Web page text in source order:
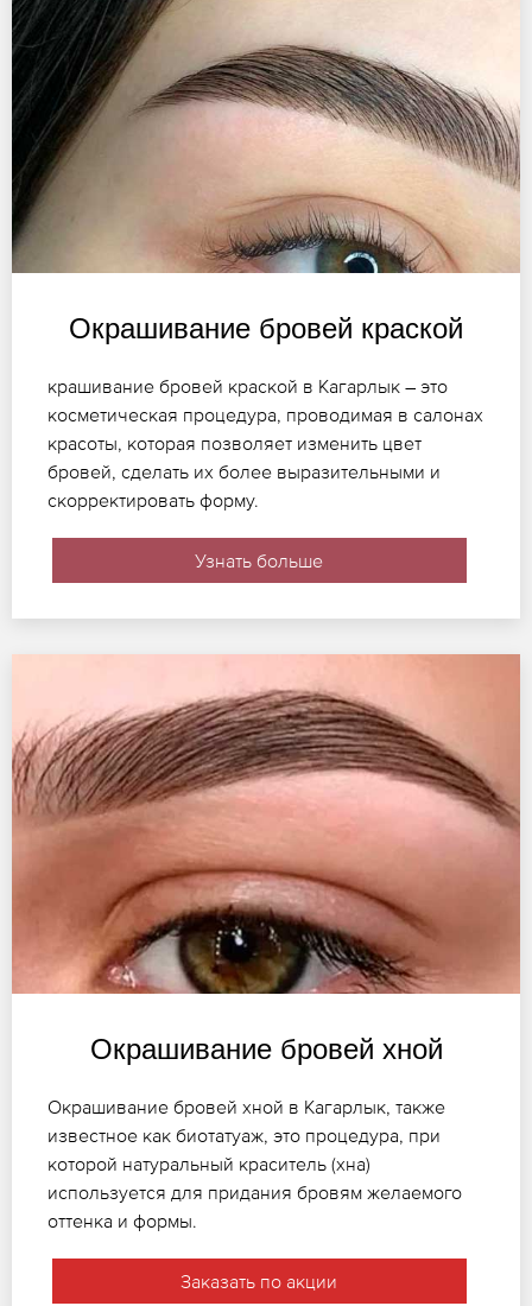
Окрашивание бровей краской
крашивание бровей краской в Кагарлык – это
косметическая процедура, проводимая в салонах
красоты, которая позволяет изменить цвет
бровей, сделать их более выразительными и
скорректировать форму.
Узнать больше
Окрашивание бровей хной
Окрашивание бровей хной в Кагарлык, также
известное как биотатуаж, это процедура, при
которой натуральный краситель (хна)
используется для придания бровям желаемого
оттенка и формы.
Заказать по акции